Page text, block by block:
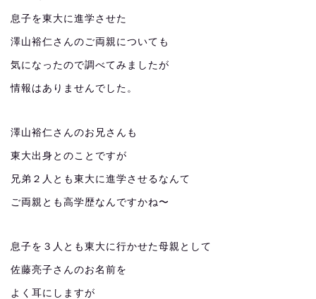
息子を東大に進学させた
澤山裕仁さんのご両親についても
気になったので調べてみましたが
情報はありませんでした。
澤山裕仁さんのお兄さんも
東大出身とのことですが
兄弟２人とも東大に進学させるなんて
ご両親とも高学歴なんですかね〜
息子を３人とも東大に行かせた母親として
佐藤亮子さんのお名前を
よく耳にしますが